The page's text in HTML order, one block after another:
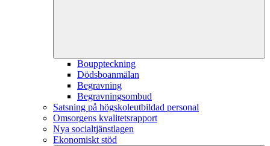
Bouppteckning
Dödsboanmälan
Begravning
Begravningsombud
Satsning på högskoleutbildad personal
Omsorgens kvalitetsrapport
Nya socialtjänstlagen
Ekonomiskt stöd